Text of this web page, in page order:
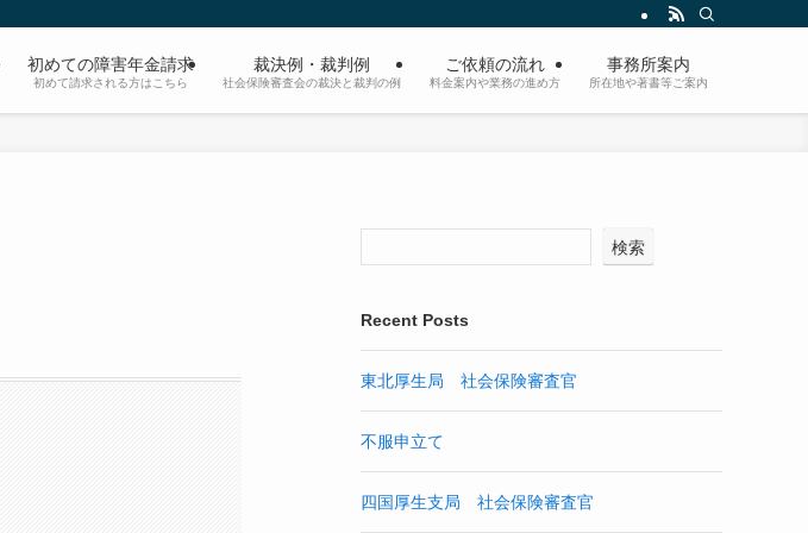
初めての障害年金請求
初めて請求される方はこちら
裁決例・裁判例
社会保険審査会の裁決と裁判の例
ご依頼の流れ
料金案内や業務の進め方
事務所案内
所在地や著書等ご案内
検索
Recent Posts
東北厚生局 社会保険審査官
不服申立て
四国厚生支局 社会保険審査官